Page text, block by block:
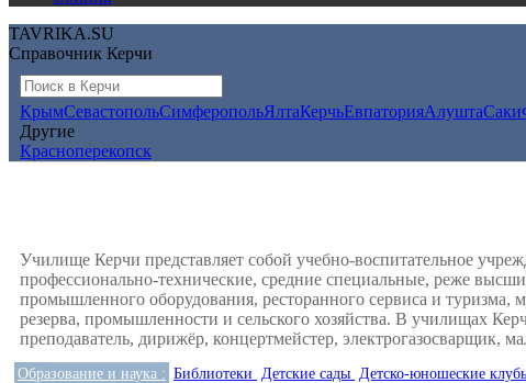
TAVRIKA.SU
Справочник Керчи
КрымСевастопольСимферопольЯлтаКерчьЕвпаторияАлуштаСаки
Другие
Красноперекопск
Училище Керчи представляет собой учебно-воспитательное
профессионально-технические, средние специальные, реже
промышленного оборудования, ресторанного сервиса и туризма,
резерва, промышленности и сельского хозяйства. В училищах
преподаватель, дирижёр, концертмейстер, электрогазосварщик,
Образование и наука : Библиотеки Детские сады Детско-юношеские